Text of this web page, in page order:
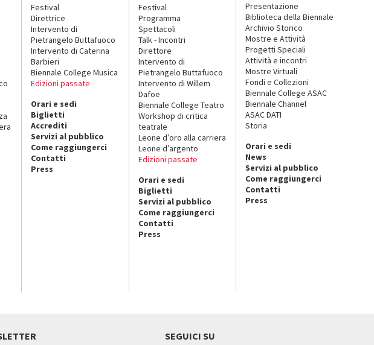
Festival
Direttrice
Intervento di
Pietrangelo Buttafuoco
Intervento di Caterina
Barbieri
Biennale College Musica
Edizioni passate
Orari e sedi
Biglietti
Accrediti
Servizi al pubblico
Come raggiungerci
Contatti
Press
Festival
Programma
Spettacoli
Talk - Incontri
Direttore
Intervento di
Pietrangelo Buttafuoco
Intervento di Willem
Dafoe
Biennale College Teatro
Workshop di critica
teatrale
Leone d’oro alla carriera
Leone d’argento
Edizioni passate
Orari e sedi
Biglietti
Servizi al pubblico
Come raggiungerci
Contatti
Press
Presentazione
Biblioteca della Biennale
Archivio Storico
Mostre e Attività
Progetti Speciali
Attività e incontri
Mostre Virtuali
Fondi e Collezioni
Biennale College ASAC
Biennale Channel
ASAC DATI
Storia
Orari e sedi
News
Servizi al pubblico
Come raggiungerci
Contatti
Press
SEGUICI SU